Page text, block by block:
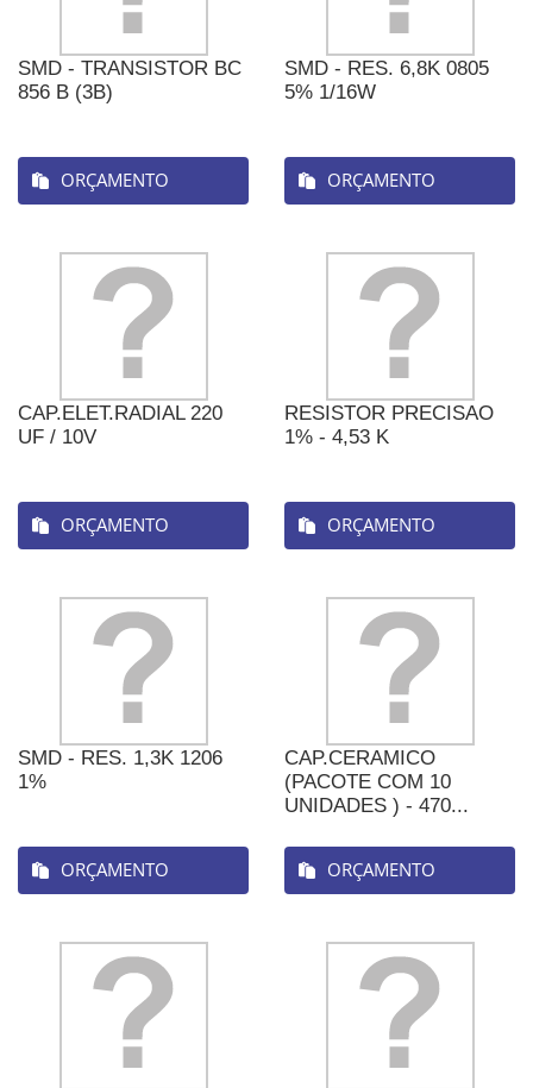
SMD - TRANSISTOR BC
856 B (3B)
ORÇAMENTO
SMD - RES. 6,8K 0805
5% 1/16W
ORÇAMENTO
CAP.ELET.RADIAL 220
UF / 10V
ORÇAMENTO
RESISTOR PRECISAO
1% - 4,53 K
ORÇAMENTO
SMD - RES. 1,3K 1206
1%
ORÇAMENTO
CAP.CERAMICO
(PACOTE COM 10
UNIDADES ) - 470...
ORÇAMENTO